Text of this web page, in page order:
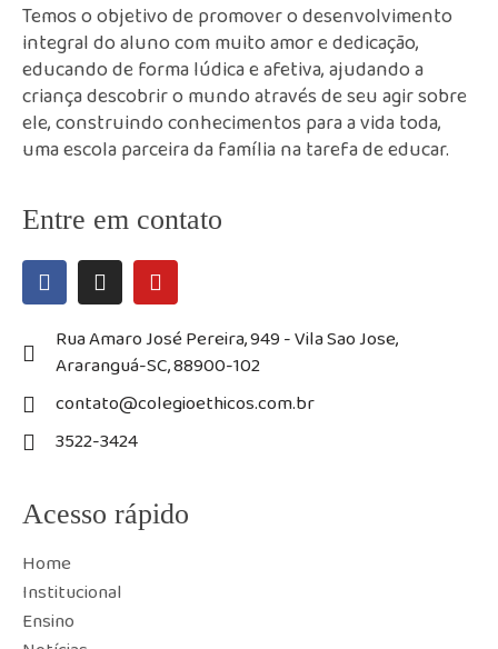
Temos o objetivo de promover o desenvolvimento
integral do aluno com muito amor e dedicação,
educando de forma lúdica e afetiva, ajudando a
criança descobrir o mundo através de seu agir sobre
ele, construindo conhecimentos para a vida toda,
uma escola parceira da família na tarefa de educar.
Entre em contato
Rua Amaro José Pereira, 949 - Vila Sao Jose,
Araranguá-SC, 88900-102
contato@colegioethicos.com.br
3522-3424
Acesso rápido
Home
Institucional
Ensino